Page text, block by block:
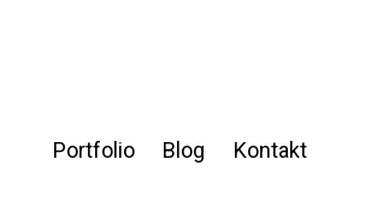
Portfolio Blog Kontakt